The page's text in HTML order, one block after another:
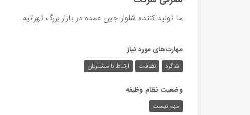
ما تولید کننده شلوار جین عمده در بازار بزرگ تهرانیم
مهارت‌های مورد نیاز
شاگرد نظافت ارتباط با مشتریان
وضعیت نظام وظیفه
مهم‌ نیست